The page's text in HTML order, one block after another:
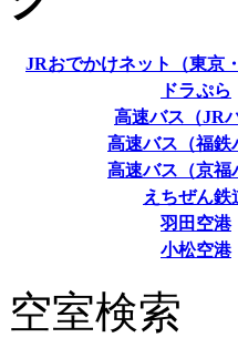
JRおでかけネット（東京
ドラぷら
高速バス（JR
高速バス（福鉄
高速バス（京福
えちぜん鉄
羽田空港
小松空港
空室検索